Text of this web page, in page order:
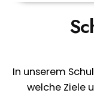
In unserem
welche Ziele